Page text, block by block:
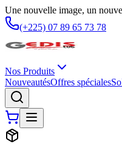
Une nouvelle image, un
(+225) 07 89 65 73 78
Nos Produits
NouveautésOffres spéciales